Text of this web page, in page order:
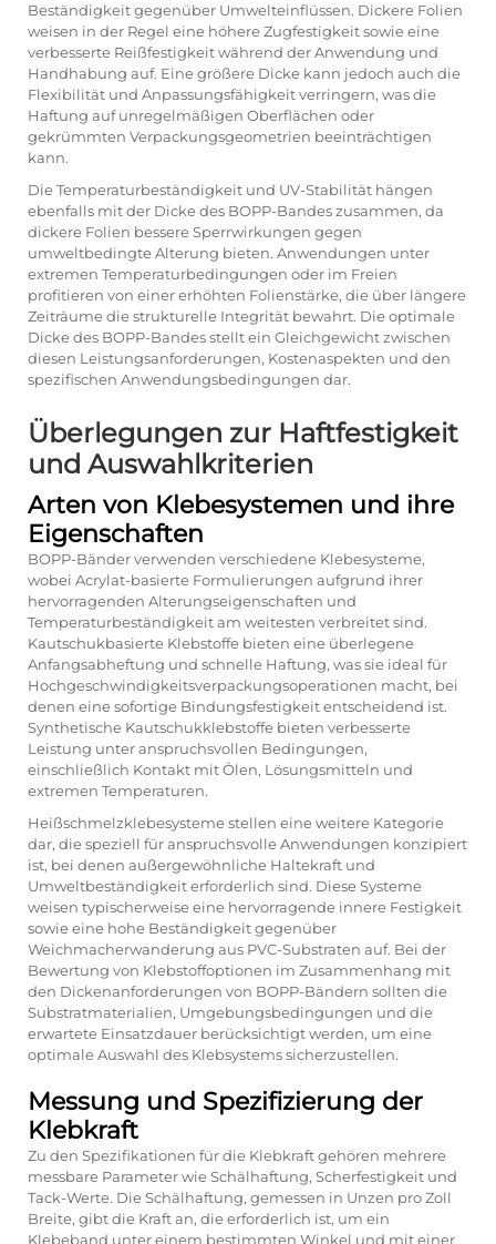
Beständigkeit gegenüber Umwelteinflüssen. Dickere Folien
weisen in der Regel eine höhere Zugfestigkeit sowie eine
verbesserte Reißfestigkeit während der Anwendung und
Handhabung auf. Eine größere Dicke kann jedoch auch die
Flexibilität und Anpassungsfähigkeit verringern, was die
Haftung auf unregelmäßigen Oberflächen oder
gekrümmten Verpackungsgeometrien beeinträchtigen
kann.
Die Temperaturbeständigkeit und UV-Stabilität hängen
ebenfalls mit der Dicke des BOPP-Bandes zusammen, da
dickere Folien bessere Sperrwirkungen gegen
umweltbedingte Alterung bieten. Anwendungen unter
extremen Temperaturbedingungen oder im Freien
profitieren von einer erhöhten Folienstärke, die über längere
Zeiträume die strukturelle Integrität bewahrt. Die optimale
Dicke des BOPP-Bandes stellt ein Gleichgewicht zwischen
diesen Leistungsanforderungen, Kostenaspekten und den
spezifischen Anwendungsbedingungen dar.
Überlegungen zur Haftfestigkeit
und Auswahlkriterien
Arten von Klebesystemen und ihre
Eigenschaften
BOPP-Bänder verwenden verschiedene Klebesysteme,
wobei Acrylat-basierte Formulierungen aufgrund ihrer
hervorragenden Alterungseigenschaften und
Temperaturbeständigkeit am weitesten verbreitet sind.
Kautschukbasierte Klebstoffe bieten eine überlegene
Anfangsabheftung und schnelle Haftung, was sie ideal für
Hochgeschwindigkeitsverpackungsoperationen macht, bei
denen eine sofortige Bindungsfestigkeit entscheidend ist.
Synthetische Kautschukklebstoffe bieten verbesserte
Leistung unter anspruchsvollen Bedingungen,
einschließlich Kontakt mit Ölen, Lösungsmitteln und
extremen Temperaturen.
Heißschmelzklebesysteme stellen eine weitere Kategorie
dar, die speziell für anspruchsvolle Anwendungen konzipiert
ist, bei denen außergewöhnliche Haltekraft und
Umweltbeständigkeit erforderlich sind. Diese Systeme
weisen typischerweise eine hervorragende innere Festigkeit
sowie eine hohe Beständigkeit gegenüber
Weichmacherwanderung aus PVC-Substraten auf. Bei der
Bewertung von Klebstoffoptionen im Zusammenhang mit
den Dickenanforderungen von BOPP-Bändern sollten die
Substratmaterialien, Umgebungsbedingungen und die
erwartete Einsatzdauer berücksichtigt werden, um eine
optimale Auswahl des Klebsystems sicherzustellen.
Messung und Spezifizierung der
Klebkraft
Zu den Spezifikationen für die Klebkraft gehören mehrere
messbare Parameter wie Schälhaftung, Scherfestigkeit und
Tack-Werte. Die Schälhaftung, gemessen in Unzen pro Zoll
Breite, gibt die Kraft an, die erforderlich ist, um ein
Klebeband unter einem bestimmten Winkel und mit einer